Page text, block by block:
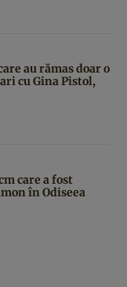
au rămas doar o
cu Gina Pistol,
care a fost
în Odiseea